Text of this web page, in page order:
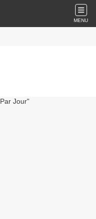
MENU